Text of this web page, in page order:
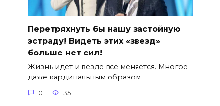
Перетряхнуть бы нашу застойную
эстраду! Видеть этих «звезд»
больше нет сил!
Жизнь идёт и везде всё меняется. Многое
даже кардинальным образом.
0 35